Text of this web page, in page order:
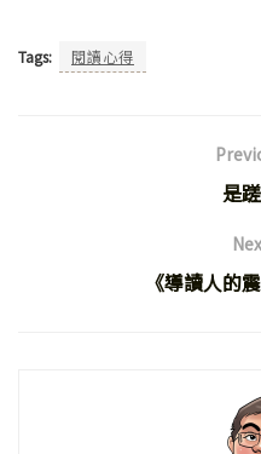
Tags: 閱讀心得
是
《導讀人的